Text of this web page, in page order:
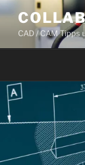
Zum
Inhalt
springenCAD / CAM